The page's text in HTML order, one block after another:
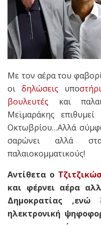
Με τον αέρα του
οι δηλώσεις υπο
βουλευτές και
Μεϊμαράκης
Οκτωβρίου…Αλλά
σαρώνει αλλά
παλαιοκομματικούς!
Αντίθετα ο
και φέρνει αέρα
Δημοκρατίας
ηλεκτρονική